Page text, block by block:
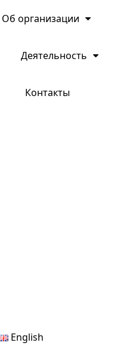
Об организации
Деятельность
Контакты
English